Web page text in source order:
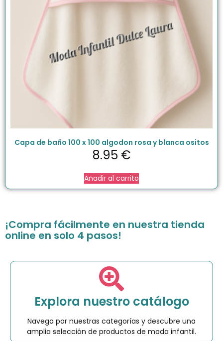
Capa de baño 100 x 100 algodon rosa y blanca ositos
8.95 €
Añadir al carrito
¡Compra fácilmente en nuestra tienda
online en solo 4 pasos!
Explora nuestro catálogo
Navega por nuestras categorías y descubre una
amplia selección de productos de moda infantil.